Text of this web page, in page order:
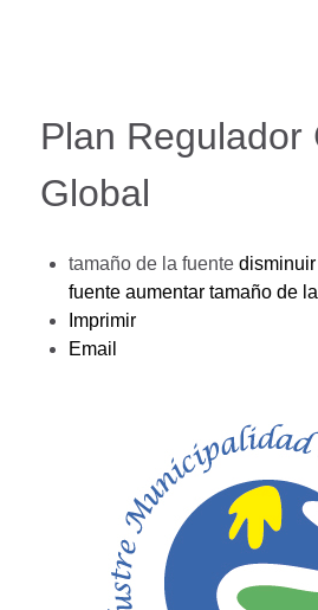
Plan Regulador
Global
tamaño de la fuente
fuente aumentar tamaño de
Imprimir
Email